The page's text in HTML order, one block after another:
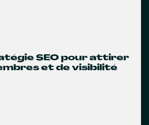
SEO pour attirer
et de visibilité